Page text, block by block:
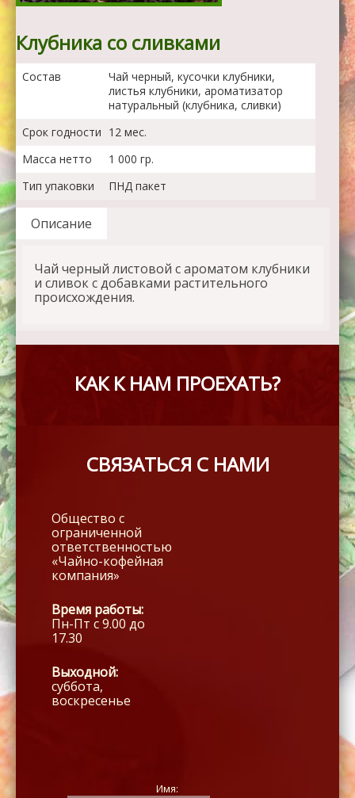
Клубника со сливками
Состав
Чай черный, кусочки клубники,
листья клубники, ароматизатор
натуральный (клубника, сливки)
Срок годности 12 мес.
Масса нетто
1 000 гр.
Тип упаковки
ПНД пакет
Описание
Чай черный листовой с ароматом клубники
и сливок с добавками растительного
происхождения.
КАК К НАМ ПРОЕХАТЬ?
СВЯЗАТЬСЯ С НАМИ
Общество с
ограниченной
ответственностью
«Чайно-кофейная
компания»
Время работы:
Пн-Пт с 9.00 до
17.30
Выходной:
суббота,
воскресенье
Имя: